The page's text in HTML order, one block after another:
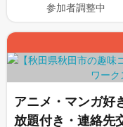
参加者調整中
アニメ・マンガ
放題付き・連絡先